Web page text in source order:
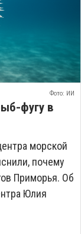
Фото: ИИ
в
морской
почему
Приморья. Об
Юлия